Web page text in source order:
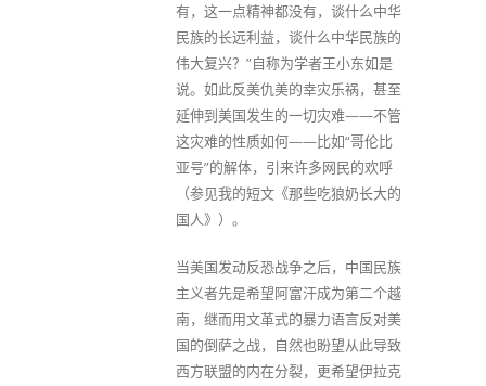
有，这一点精神都没有，谈什么中华
民族的长远利益，谈什么中华民族的
伟大复兴？”自称为学者王小东如是
说。如此反美仇美的幸灾乐祸，甚至
延伸到美国发生的一切灾难——不管
这灾难的性质如何——比如“哥伦比
亚号”的解体，引来许多网民的欢呼
（参见我的短文《那些吃狼奶长大的
国人》）。
当美国发动反恐战争之后，中国民族
主义者先是希望阿富汗成为第二个越
南，继而用文革式的暴力语言反对美
国的倒萨之战，自然也盼望从此导致
西方联盟的内在分裂，更希望伊拉克